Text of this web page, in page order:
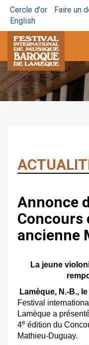
Cercle d'or Faire un
English
Annonce
Concours
ancienne
La jeune
Lamèque, N.-B.,
Festival
Lamèque a
4e édition du
Mathieu-Duguay.